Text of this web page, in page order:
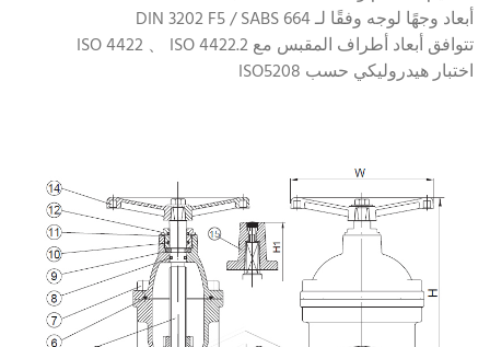
أبعاد وجهًا لوجه وفقًا لـ DIN 3202 F5 / SABS 664
تتوافق أبعاد أطراف المقبس مع ISO 4422 、 ISO 4422.2
اختبار هيدروليكي حسب ISO5208